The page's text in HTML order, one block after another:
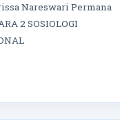
Nareswari Permana
2 SOSIOLOGI